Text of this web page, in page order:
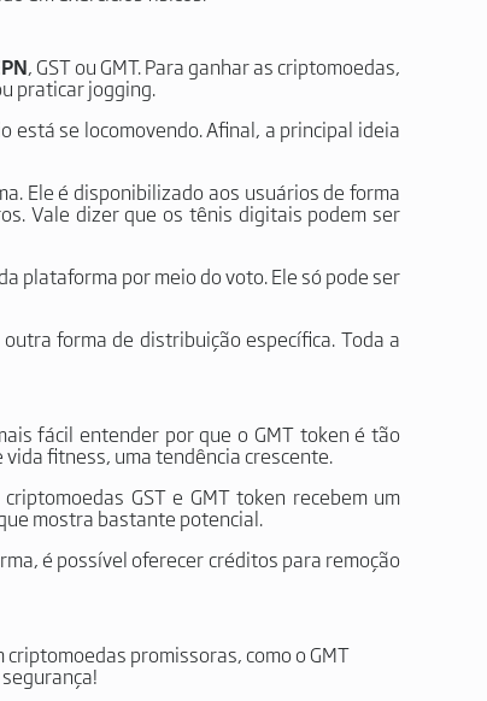
, GST ou GMT. Para ganhar as criptomoedas,
praticar jogging.
está se locomovendo. Afinal, a principal ideia
Ele é disponibilizado aos usuários de forma
Vale dizer que os tênis digitais podem ser
plataforma por meio do voto. Ele só pode ser
forma de distribuição específica. Toda a
fácil entender por que o GMT token é tão
fitness, uma tendência crescente.
GST e GMT token recebem um
mostra bastante potencial.
é possível oferecer créditos para remoção
promissoras, como o GMT